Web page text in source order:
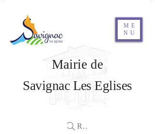
ME
NU
Savignac Les Eglises
Mairie de
Rechercher